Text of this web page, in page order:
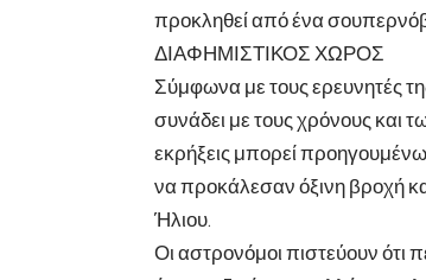
προκληθεί από ένα
ΔΙΑΦΗΜΙΣΤΙΚΟΣ ΧΩΡΟΣ
Σύμφωνα με τους ερευνητές
συνάδει με τους χρόνους και
εκρήξεις μπορεί
να προκάλεσαν όξινη βροχή
Ήλιου.
Οι αστρονόμοι πιστεύουν